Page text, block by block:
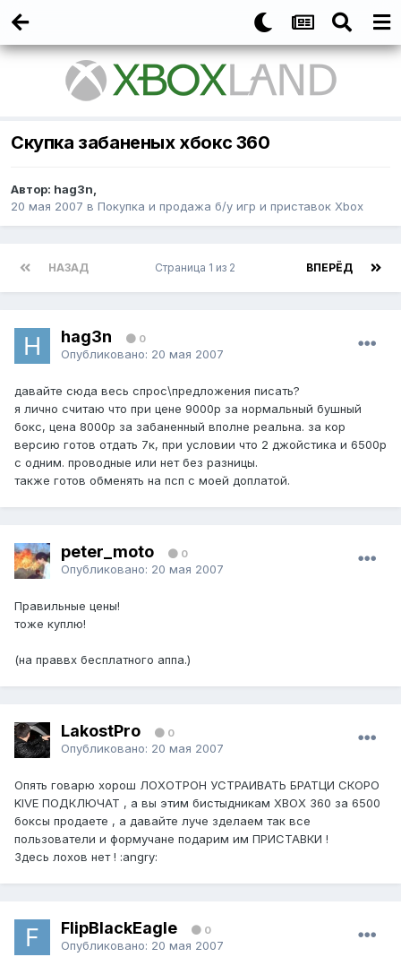
Скупка забаненых хбокс 360
Автор: hag3n,
20 мая 2007 в Покупка и продажа б/у игр и приставок Xbox
НАЗАД ВПЕРЁД
Страница 1 из 2
hag3n 0
Опубликовано: 20 мая 2007
давайте сюда весь спрос\предложения писать?
я лично считаю что при цене 9000р за нормальный бушный
бокс, цена 8000р за забаненный вполне реальна. за кор
версию готов отдать 7к, при условии что 2 джойстика и 6500р
с одним. проводные или нет без разницы.
также готов обменять на псп с моей доплатой.
peter_moto 0
Опубликовано: 20 мая 2007
Правильные цены!
тоже куплю!
(на праввх бесплатного аппа.)
LakostPro 0
Опубликовано: 20 мая 2007
Опять говарю хорош ЛОХОТРОН УСТРАИВАТЬ БРАТЦИ СКОРО
KIVE ПОДКЛЮЧАТ , а вы этим бистыдникам XBOX 360 за 6500
боксы продаете , а давайте луче зделаем так все
пользователи и формучане подарим им ПРИСТАВКИ !
Здесь лохов нет ! :angry:
FlipBlackEagle 0
Опубликовано: 20 мая 2007